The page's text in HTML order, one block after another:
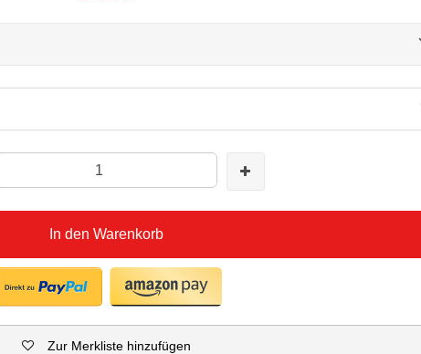
In den Warenkorb
Zur Merkliste hinzufügen